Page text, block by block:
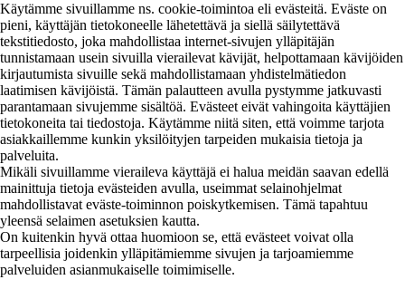
Käytämme sivuillamme ns. cookie-toimintoa eli evästeitä. Eväste on
pieni, käyttäjän tietokoneelle lähetettävä ja siellä säilytettävä
tekstitiedosto, joka mahdollistaa internet-sivujen ylläpitäjän
tunnistamaan usein sivuilla vierailevat kävijät, helpottamaan kävijöiden
kirjautumista sivuille sekä mahdollistamaan yhdistelmätiedon
laatimisen kävijöistä. Tämän palautteen avulla pystymme jatkuvasti
parantamaan sivujemme sisältöä. Evästeet eivät vahingoita käyttäjien
tietokoneita tai tiedostoja. Käytämme niitä siten, että voimme tarjota
asiakkaillemme kunkin yksilöityjen tarpeiden mukaisia tietoja ja
palveluita.
Mikäli sivuillamme vieraileva käyttäjä ei halua meidän saavan edellä
mainittuja tietoja evästeiden avulla, useimmat selainohjelmat
mahdollistavat eväste-toiminnon poiskytkemisen. Tämä tapahtuu
yleensä selaimen asetuksien kautta.
On kuitenkin hyvä ottaa huomioon se, että evästeet voivat olla
tarpeellisia joidenkin ylläpitämiemme sivujen ja tarjoamiemme
palveluiden asianmukaiselle toimimiselle.